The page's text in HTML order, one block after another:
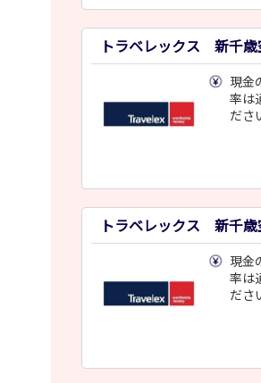
トラベレックス 新千
現金
率は
ださ
トラベレックス 新千歳
現金
率は
ださ